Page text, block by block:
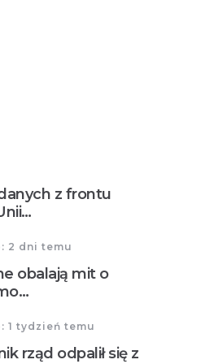
z frontu
2 dni temu
obalają mit o
1 tydzień temu
rząd odpalił się z